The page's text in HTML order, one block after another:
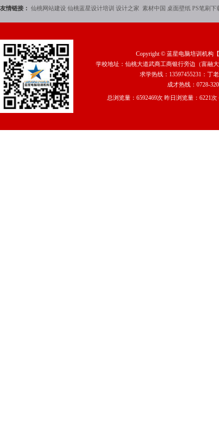
友情链接： 仙桃网站建设 仙桃蓝星设计培训 设计之家 素材中国 桌面壁纸 PS笔刷下
Copyright © 蓝星电脑培训机构
学校地址：仙桃大道武商工商银行旁边（富融
求学热线：13597455231：丁
成才热线：0728-
总浏览量：6592469次 昨日浏览量：6221